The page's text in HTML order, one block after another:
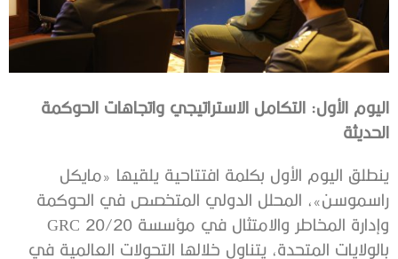
اليوم الأول: التكامل الاستراتيجي واتجاهات الحوكمة
الحديثة
ينطلق اليوم الأول بكلمة افتتاحية يلقيها «مايكل
راسموسن»، المحلل الدولي المتخصص في الحوكمة
وإدارة المخاطر والامتثال في مؤسسة GRC 20/20
بالولايات المتحدة، يتناول خلالها التحولات العالمية في